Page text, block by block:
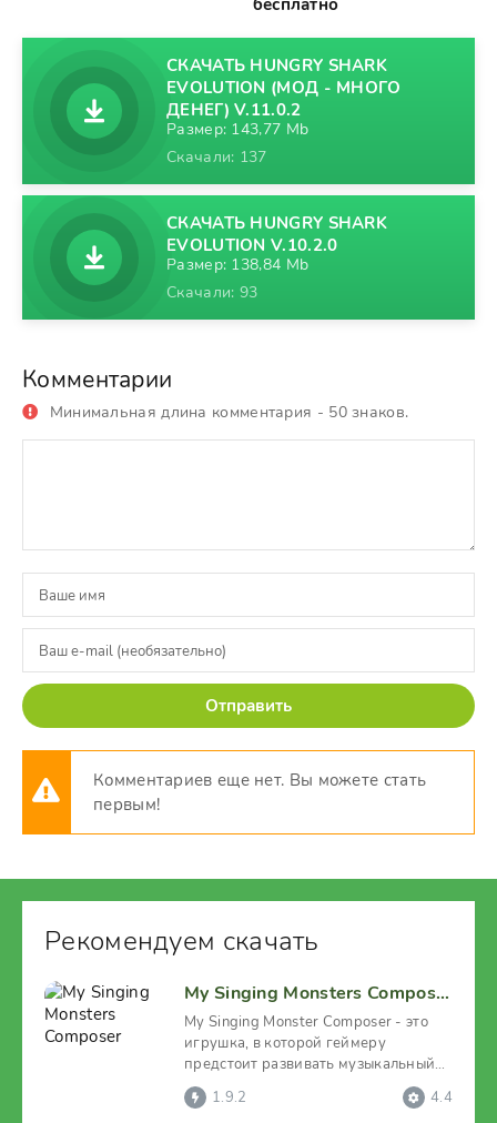
бесплатно
СКАЧАТЬ HUNGRY SHARK
EVOLUTION (МОД - МНОГО
ДЕНЕГ) V.11.0.2
Размер: 143,77 Mb
Скачали: 137
СКАЧАТЬ HUNGRY SHARK
EVOLUTION V.10.2.0
Размер: 138,84 Mb
Скачали: 93
Комментарии
Минимальная длина комментария - 50 знаков.
Отправить
Комментариев еще нет. Вы можете стать
первым!
Рекомендуем скачать
My Singing Monsters Composer
My Singing Monster Composer - это
игрушка, в которой геймеру
предстоит развивать музыкальный
коллектив.
1.9.2 4.4